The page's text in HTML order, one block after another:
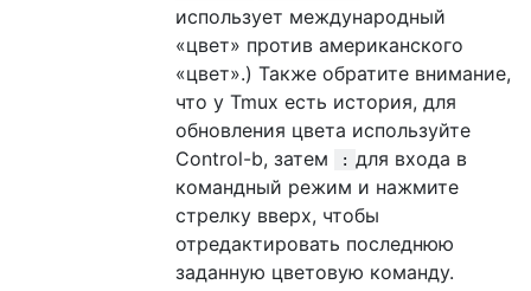
использует международный
«цвет» против американского
«цвет».) Также обратите внимание,
что у Tmux есть история, для
обновления цвета используйте
Control-b, затем
: для входа в
командный режим и нажмите
стрелку вверх, чтобы
отредактировать последнюю
заданную цветовую команду.